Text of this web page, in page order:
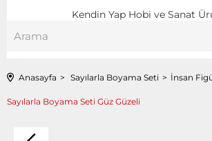
Kendin Yap Hobi ve Sanat
Anasayfa Sayılarla Boyama Seti İnsan
Sayılarla Boyama Seti Güz Güzeli